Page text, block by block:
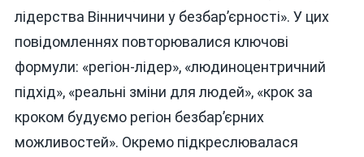
лідерства Вінниччини у безбар’єрності». У цих
повідомленнях повторювалися ключові
формули: «регіон-лідер», «людиноцентричний
підхід», «реальні зміни для людей», «крок за
кроком будуємо регіон безбар’єрних
можливостей». Окремо підкреслювалася